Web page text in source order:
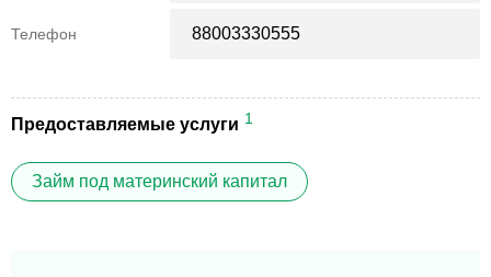
Телефон 88003330555
Предоставляемые услуги 1
Займ под материнский капитал